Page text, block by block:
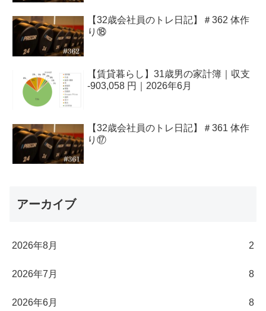
【32歳会社員のトレ日記】＃362 体作
り⑱
【賃貸暮らし】31歳男の家計簿｜収支
-903,058 円｜2026年6月
【32歳会社員のトレ日記】＃361 体作
り⑰
アーカイブ
2026年8月 2
2026年7月 8
2026年6月 8